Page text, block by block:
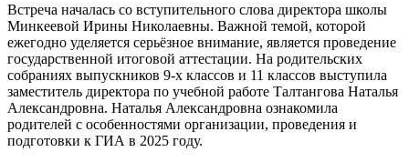
Встреча началась со вступительного слова директора школы
Минкеевой Ирины Николаевны. Важной темой, которой
ежегодно уделяется серьёзное внимание, является проведение
государственной итоговой аттестации. На родительских
собраниях выпускников 9-х классов и 11 классов выступила
заместитель директора по учебной работе Талтангова Наталья
Александровна. Наталья Александровна ознакомила
родителей с особенностями организации, проведения и
подготовки к ГИА в 2025 году.